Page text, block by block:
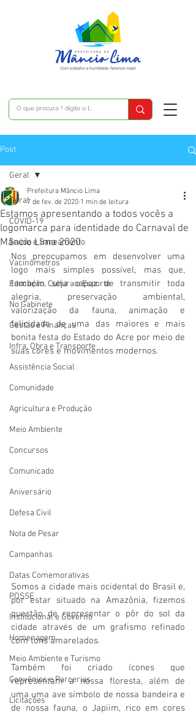
Post
Geral
COVID-19
Saúde e Saneamento
Vacinômetros
Educação, Cultura e Esporte
No Gabinete
Gestão e Finanças
Infra, Obra e Transporte
Assistência Social
Comunidade
Agricultura e Produção
Meio Ambiente
Concursos
Comunicado
Aniversário
Defesa Civil
Nota de Pesar
Campanhas
Datas Comemorativas
POSSE
Institucional e Governo
Homenagem
Meio Ambiente e Turismo
Convênios e Parcerias
Licitações
Geral
Estamos apresentando a todos vocês a
logomarca para identidade do Carnaval de
Mâncio Lima 2020
Prefeitura Mâncio Lima
7 de fev. de 2020 1 min de leitura
Nos preocupamos em desenvolver uma
logo mais simples possível, mas que,
também seja capaz de transmitir toda
alegria, preservação ambiental,
valorização da fauna, animação e
felicidade de uma das maiores e mais
bonita festa do Estado do Acre por meio de
suas cores e movimentos modernos.
Somos a cidade mais ocidental do Brasil e,
por estar situado na Amazônia, fizemos
questão de representar o pôr do sol da
cidade através de um grafismo refinado
com tons amarelados.
Também foi criado ícones que
representam a nossa floresta, além de
uma uma ave símbolo de nossa bandeira e
de nossa fauna, o Japiim, rico em cores